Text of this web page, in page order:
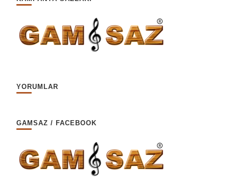
YORUMLAR
GAMSAZ / FACEBOOK